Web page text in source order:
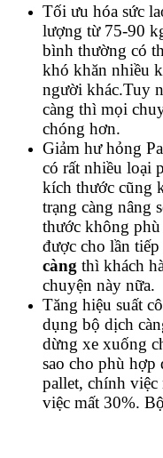
Tối ưu hóa sức
lượng từ 75-90
bình thường có
khó khăn nhiều
người khác.Tuy
càng thì mọi
chóng hơn.
Giảm hư hỏng
có rất nhiều loại
kích thước cũng
trạng càng nâng
thước không
được cho lần
càng thì khách
chuyện này nữa.
Tăng hiệu suất
dụng bộ dịch
dừng xe xuống
sao cho phù hợp
pallet, chính việc
việc mất 30%.